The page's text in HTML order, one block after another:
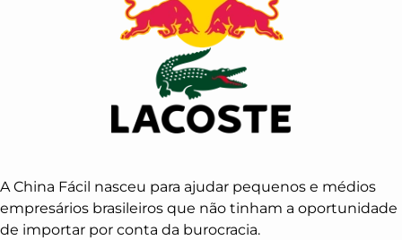
A China Fácil nasceu para ajudar pequenos e médios
empresários brasileiros que não tinham a oportunidade
de importar por conta da burocracia.